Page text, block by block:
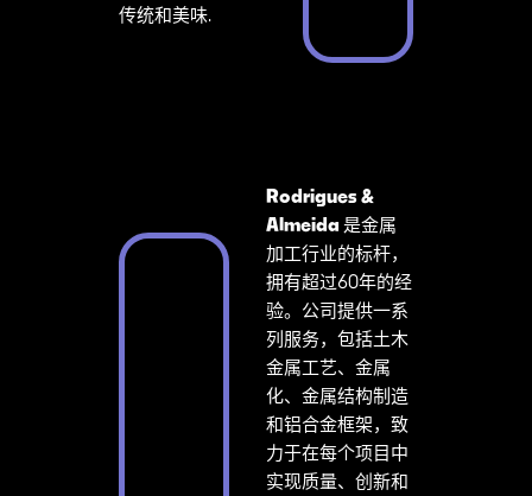
传统和美味.
Rodrigues &
Almeida 是金属
加工行业的标杆，
拥有超过60年的经
验。公司提供一系
列服务，包括土木
金属工艺、金属
化、金属结构制造
和铝合金框架，致
力于在每个项目中
实现质量、创新和